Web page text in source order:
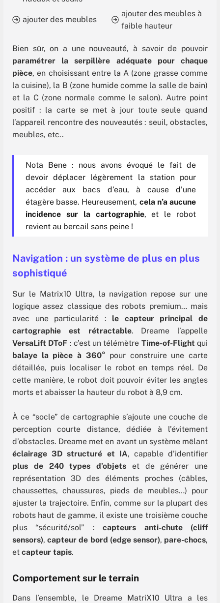
ajouter des meubles
ajouter des meubles à
faible hauteur
Bien sûr, on a une nouveauté, à savoir de pouvoir
paramétrer la serpillère adéquate pour chaque
pièce, en choisissant entre la A (zone grasse comme
la cuisine), la B (zone humide comme la salle de bain)
et la C (zone normale comme le salon). Autre point
positif : la carte se met à jour toute seule quand
l’appareil rencontre des nouveautés : seuil, obstacles,
meubles, etc..
Nota Bene : nous avons évoqué le fait de
devoir déplacer légèrement la station pour
accéder aux bacs d’eau, à cause d’une
étagère basse. Heureusement, cela n’a aucune
incidence sur la cartographie, et le robot
revient au bercail sans peine !
Navigation : un système de plus en plus
sophistiqué
Sur le Matrix10 Ultra, la navigation repose sur une
logique assez classique des robots premium… mais
avec une particularité : le capteur principal de
cartographie est rétractable. Dreame l’appelle
VersaLift DToF : c’est un télémètre Time-of-Flight qui
balaye la pièce à 360° pour construire une carte
détaillée, puis localiser le robot en temps réel. De
cette manière, le robot doit pouvoir éviter les angles
morts et abaisser la hauteur du robot à 8,9 cm.
À ce “socle” de cartographie s’ajoute une couche de
perception courte distance, dédiée à l’évitement
d’obstacles. Dreame met en avant un système mêlant
éclairage 3D structuré et IA, capable d’identifier
plus de 240 types d’objets et de générer une
représentation 3D des éléments proches (câbles,
chaussettes, chaussures, pieds de meubles…) pour
ajuster la trajectoire. Enfin, comme sur la plupart des
robots haut de gamme, il existe une troisième couche
plus “sécurité/sol” :capteurs anti-chute (cliff
sensors),capteur de bord (edge sensor), pare-chocs,
et capteur tapis.
Comportement sur le terrain
Dans l’ensemble, le Dreame MatriX10 Ultra a les